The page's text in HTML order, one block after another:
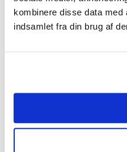
kombinere disse data
indsamlet fra din brug af
Interview
Events
Tag: